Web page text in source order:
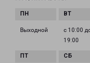
Выходной
с 10:00
19:00